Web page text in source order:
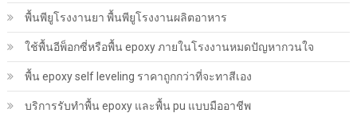
พื้นพียู​โรงงานยา พื้นพียู​โรงงานผลิตอาหาร
ใช้พื้นอีพ็อกซี่หรือพื้น epoxy ภายในโรงงานหมดปัญหากวนใจ
พื้น epoxy self leveling ราคาถูกกว่าที่จะทาสีเอง
บริการรับทำพื้น epoxy และพื้น pu แบบมืออาชีพ